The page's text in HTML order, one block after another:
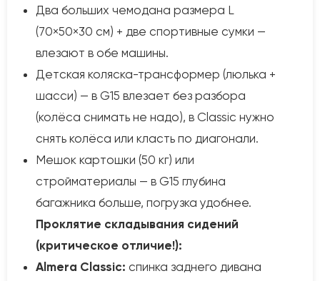
Два больших чемодана размера L
(70×50×30 см) + две спортивные сумки —
влезают в обе машины.
Детская коляска-трансформер (люлька +
шасси) — в G15 влезает без разбора
(колёса снимать не надо), в Classic нужно
снять колёса или класть по диагонали.
Мешок картошки (50 кг) или
стройматериалы — в G15 глубина
багажника больше, погрузка удобнее.
Проклятие складывания сидений
(критическое отличие!):
Almera Classic: спинка заднего дивана